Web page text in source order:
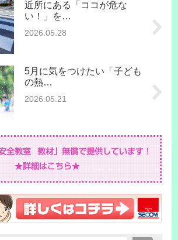
近所にある「ココが危な
い！」を…
2026.05.28
5月に気をつけたい「子ども
の熱…
2026.05.21